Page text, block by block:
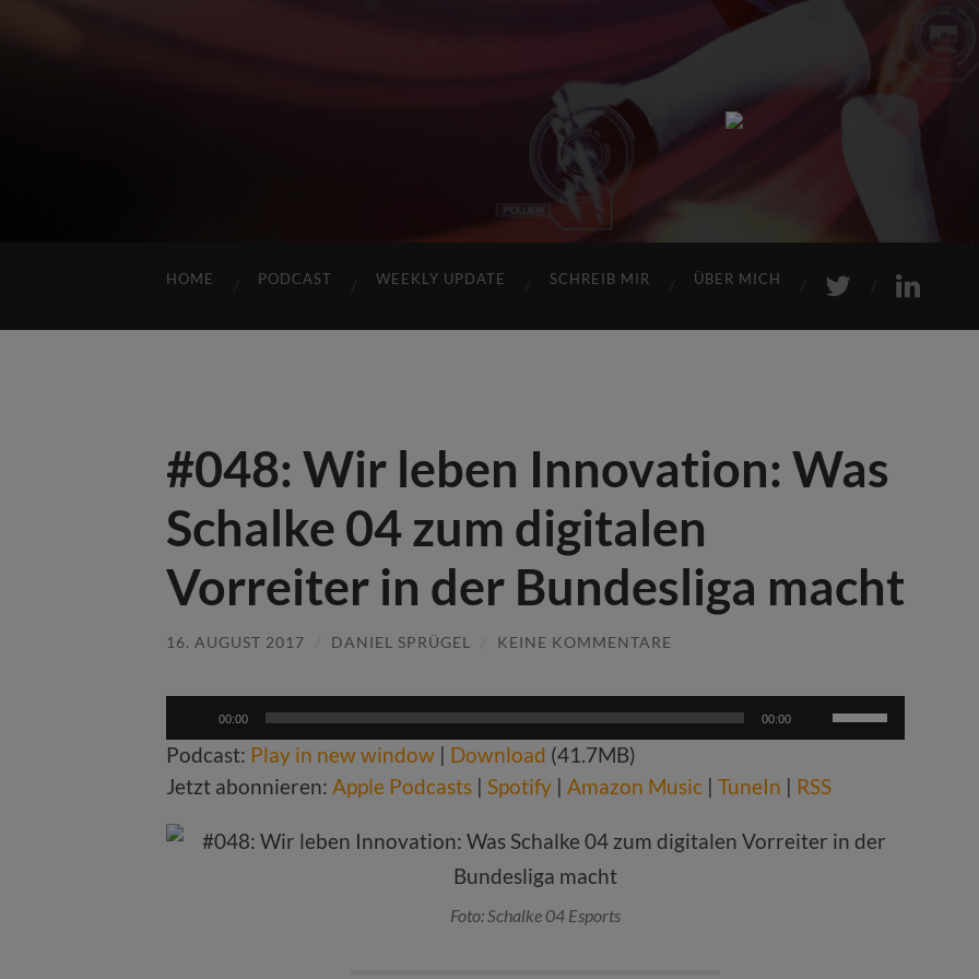
HOME PODCAST WEEKLY UPDATE SCHREIB MIR ÜBER MICH
#048: Wir leben Innovation: Was
Schalke 04 zum digitalen
Vorreiter in der Bundesliga macht
16. AUGUST 2017 DANIEL SPRÜGEL KEINE KOMMENTARE
Player
00:00 00:00
Hoch/Runter
zu
Podcast: Play in new window | Download (41.7MB)
Jetzt abonnieren: Apple Podcasts | Spotify | Amazon Music | TuneIn | RSS
Foto: Schalke 04 Esports